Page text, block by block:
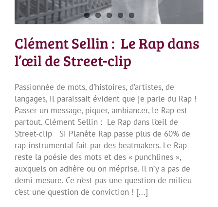
Clément Sellin : Le Rap dans
l’œil de Street-clip
Passionnée de mots, d’histoires, d’artistes, de
langages, il paraissait évident que je parle du Rap !
Passer un message, piquer, ambiancer, le Rap est
partout. Clément Sellin : Le Rap dans l’œil de
Street-clip Si Planète Rap passe plus de 60% de
rap instrumental fait par des beatmakers. Le Rap
reste la poésie des mots et des « punchlines »,
auxquels on adhère ou on méprise. Il n’y a pas de
demi-mesure. Ce n’est pas une question de milieu
c’est une question de conviction ! [...]